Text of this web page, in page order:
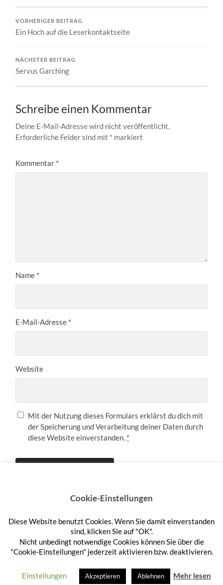
VORHERIGER BEITRAG
Ein Hoch auf die Leserkontaktseite
NÄCHSTER BEITRAG
Servus Garching
Schreibe einen Kommentar
Deine E-Mail-Adresse wird nicht veröffentlicht.
Erforderliche Felder sind mit * markiert
Kommentar *
Name *
E-Mail-Adresse *
Website
Mit der Nutzung dieses Formulars erklärst du dich mit
der Speicherung und Verarbeitung deiner Daten durch
diese Website einverstanden. *
Anmelden
HEFTEHAUFEN —HOCH ↑
Cookie-Einstellungen
Diese Website benutzt Cookies. Wenn Sie damit einverstanden
sind, klicken Sie auf "OK".
Nicht unbedingt notwendige Cookies können Sie über die
"Cookie-Einstellungen" jederzeit aktivieren bzw. deaktivieren.
Einstellungen Akzeptieren Ablehnen Mehr lesen